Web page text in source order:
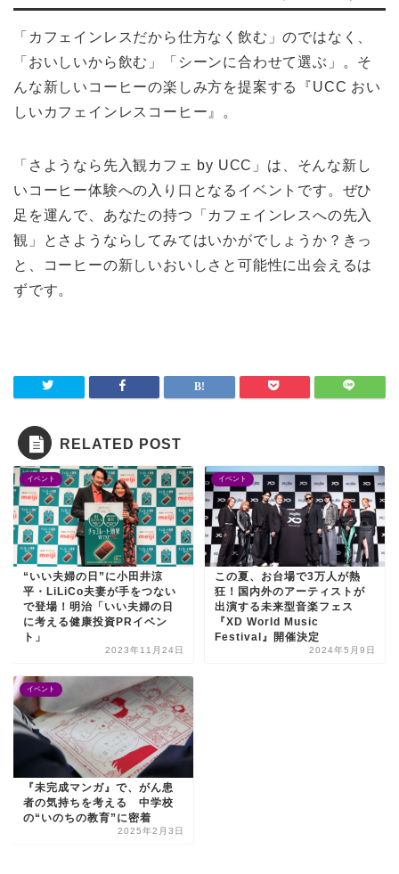
「カフェインレスだから仕方なく飲む」のではなく、
「おいしいから飲む」「シーンに合わせて選ぶ」。そ
んな新しいコーヒーの楽しみ方を提案する『UCC おい
しいカフェインレスコーヒー』。
「さようなら先入観カフェ by UCC」は、そんな新し
いコーヒー体験への入り口となるイベントです。ぜひ
足を運んで、あなたの持つ「カフェインレスへの先入
観」とさようならしてみてはいかがでしょうか？きっ
と、コーヒーの新しいおいしさと可能性に出会えるは
ずです。
RELATED POST
イベント
“いい夫婦の日”に小田井涼
平・LiLiCo夫妻が手をつない
で登場！明治「いい夫婦の日
に考える健康投資PRイベン
ト」
2023年11月24日
イベント
この夏、お台場で3万人が熱
狂！国内外のアーティストが
出演する未来型音楽フェス
『XD World Music
Festival』開催決定
2024年5月9日
イベント
『未完成マンガ』で、がん患
者の気持ちを考える 中学校
の“いのちの教育”に密着
2025年2月3日